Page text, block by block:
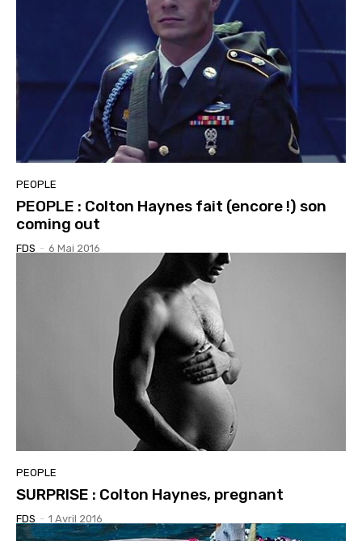
PEOPLE
PEOPLE : Colton Haynes fait (encore !) son
coming out
FDS - 6 Mai 2016
PEOPLE
SURPRISE : Colton Haynes, pregnant
FDS - 1 Avril 2016